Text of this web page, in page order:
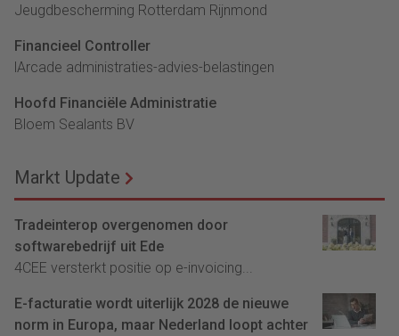
Jeugdbescherming Rotterdam Rijnmond
Financieel Controller
lArcade administraties-advies-belastingen
Hoofd Financiële Administratie
Bloem Sealants BV
Markt Update
Tradeinterop overgenomen door
softwarebedrijf uit Ede
4CEE versterkt positie op e-invoicing...
E-facturatie wordt uiterlijk 2028 de nieuwe
norm in Europa, maar Nederland loopt achter